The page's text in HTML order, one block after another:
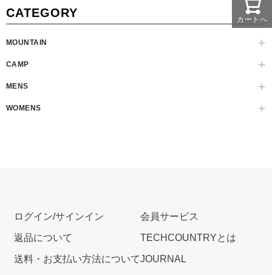
CATEGORY
MOUNTAIN
CAMP
MENS
WOMENS
カートへ
ログイン/サインイン
返品について
送料・お支払い方法について
会員サービス
TECHCOUNTRYとは
JOURNAL